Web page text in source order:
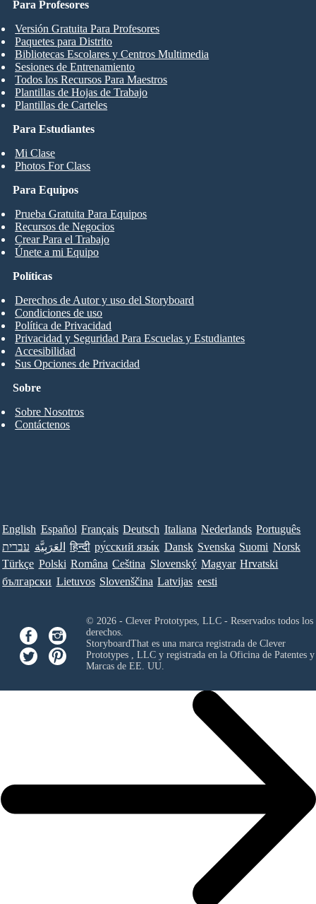
Para Estudiantes
Mi Clase
Photos For Class
Para Profesores
Versión Gratuita Para Profesores
Paquetes para Distrito
Bibliotecas Escolares y Centros Multimedia
Sesiones de Entrenamiento
Todos los Recursos Para Maestros
Plantillas de Hojas de Trabajo
Plantillas de Carteles
Para Equipos
Prueba Gratuita Para Equipos
Recursos de Negocios
Crear Para el Trabajo
Únete a mi Equipo
Sobre
Sobre Nosotros
Contáctenos
Políticas
Derechos de Autor y uso del Storyboard
Condiciones de uso
Política de Privacidad
Privacidad y Seguridad Para Escuelas y Estudiantes
Accesibilidad
Sus Opciones de Privacidad
English Español Français Deutsch Italiana Nederlands Português
עברית العَرَبِيَّة हिन्दी ру́сский язы́к Dansk Svenska Suomi Norsk
Türkçe Polski Româna Ceština Slovenský Magyar Hrvatski
български Lietuvos Slovenščina Latvijas eesti
© 2026 - Clever Prototypes, LLC - Reservados todos los
derechos.
StoryboardThat es una marca registrada de Clever
Prototypes , LLCy registrada en la Oficina de Patentes y
Marcas de EE. UU.